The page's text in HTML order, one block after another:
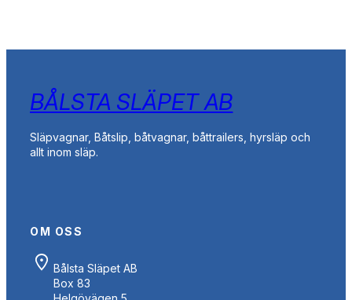
BÅLSTA SLÄPET AB
Släpvagnar, Båtslip, båtvagnar, båttrailers, hyrsläp och
allt inom släp.
OM OSS
Bålsta Släpet AB
Box 83